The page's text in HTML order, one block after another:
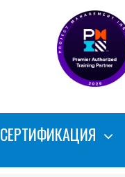
СЕРТИФИКАЦИЯ